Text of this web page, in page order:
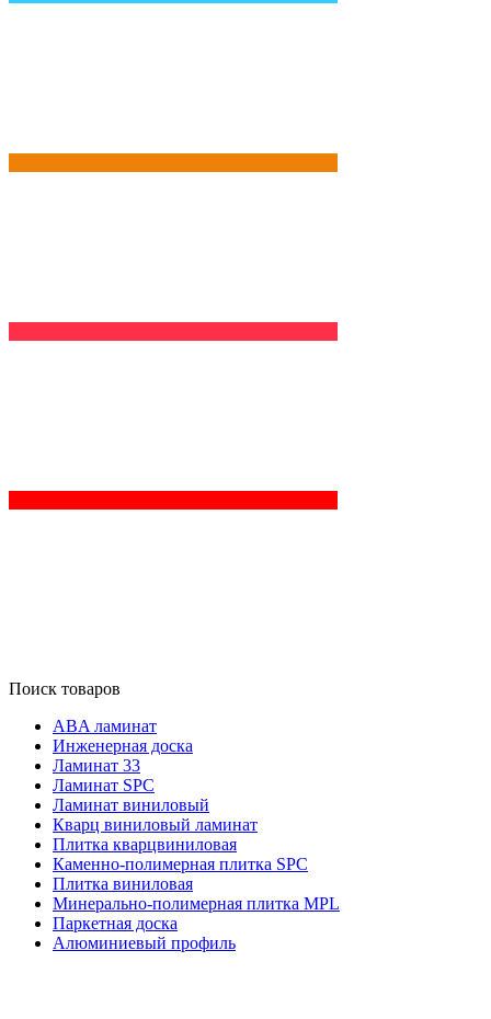
Поиск товаров
ABA ламинат
Инженерная доска
Ламинат 33
Ламинат SPC
Ламинат виниловый
Кварц виниловый ламинат
Плитка кварцвиниловая
Каменно-полимерная плитка SPC
Плитка виниловая
Минерально-полимерная плитка MPL
Паркетная доска
Алюминиевый профиль